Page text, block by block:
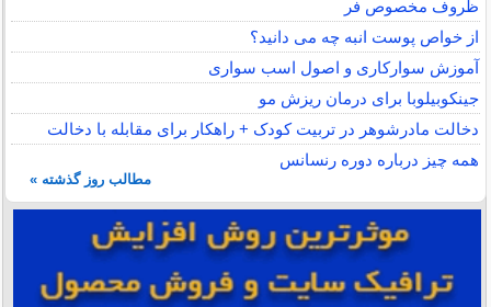
ظروف مخصوص فر
از خواص پوست انبه چه می دانید؟
آموزش سوارکاری و اصول اسب سواری
جینکوبیلوبا برای درمان ریزش مو
دخالت مادرشوهر در تربیت کودک + راهکار برای مقابله با دخالت
همه چیز درباره دوره رنسانس
مطالب روز گذشته »